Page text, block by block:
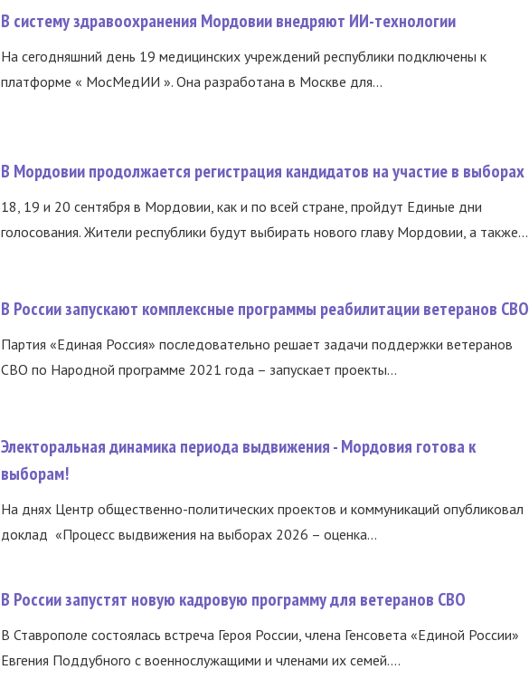
В систему здравоохранения Мордовии внедряют ИИ-технологии
На сегодняшний день 19 медицинских учреждений республики подключены к
платформе « МосМедИИ ». Она разработана в Москве для...
В Мордовии продолжается регистрация кандидатов на участие в выборах
18, 19 и 20 сентября в Мордовии, как и по всей стране, пройдут Единые дни
голосования. Жители республики будут выбирать нового главу Мордовии, а также...
В России запускают комплексные программы реабилитации ветеранов СВО
Партия «Единая Россия» последовательно решает задачи поддержки ветеранов
СВО по Народной программе 2021 года – запускает проекты...
Электоральная динамика периода выдвижения - Мордовия готова к
выборам!
На днях Центр общественно-политических проектов и коммуникаций опубликовал
доклад «Процесс выдвижения на выборах 2026 – оценка...
В России запустят новую кадровую программу для ветеранов СВО
В Ставрополе состоялась встреча Героя России, члена Генсовета «Единой России»
Евгения Поддубного с военнослужащими и членами их семей....